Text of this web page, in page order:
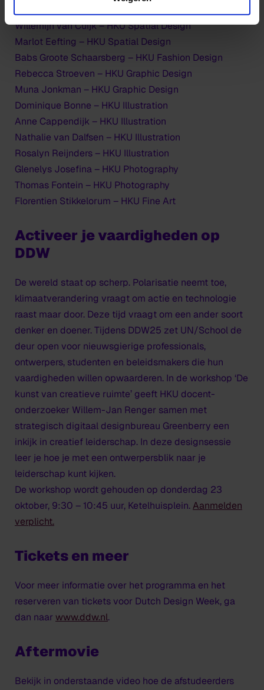
Willemijn van Cuijk – HKU Spatial Design
Marlot Eefting – HKU Spatial Design
Babs Groote Schaarsberg – HKU Fashion Design
Rebecca Stroeven – HKU Graphic Design
Muna Jonkman – HKU Graphic Design
Dominique Bonne – HKU Illustration
Anne Cappendijk – HKU Illustration
Nathalie van Dalfsen – HKU Illustration
Rosalyn Reijnders – HKU Illustration
Glenelys Josefina – HKU Photography
Thomas Fontein – HKU Photography
Florentien Stikkelorum – HKU Fine Art
Activeer je vaardigheden op
DDW
De wereld staat op scherp. Polarisatie neemt toe,
klimaatverandering vraagt om actie en technologie
raast maar door. Deze tijd vraagt om een ander soort
denker en doener. Tijdens DDW25 zet UN/School de
deur open voor nieuwsgierige professionals,
ontwerpers, studenten en beleidsmakers die hun
vaardigheden willen opwaarderen. In de workshop ‘De
kunst van creatieve ruimte’ geeft HKU docent-
onderzoeker Willem-Jan Renger samen met
strategisch digitaal designbureau Greenberry een
inkijk in creatief leiderschap. In deze designsessie
leer je hoe je met een ontwerpersblik naar je
leiderschap kunt kijken.
De workshop wordt gehouden op donderdag 23
oktober, 9:30 – 10:45 uur, Ketelhuisplein.Aanmelden
verplicht.
Tickets en meer
Voor meer informatie over het programma en het
reserveren van tickets voor Dutch Design Week, ga
dan naar www.ddw.nl.
Aftermovie
Bekijk in onderstaande video hoe de afstudeerders